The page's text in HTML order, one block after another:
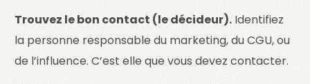
Trouvez le bon contact (le décideur). Identifiez
la personne responsable du marketing, du CGU, ou
de l’influence. C’est elle que vous devez contacter.